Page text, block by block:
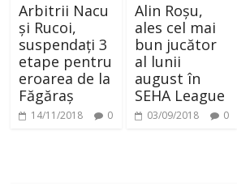
Arbitrii Nacu
și Rucoi,
suspendați 3
etape pentru
eroarea de la
Făgăraș
14/11/2018 0
Alin Roșu,
ales cel mai
bun jucător
al lunii
august în
SEHA League
03/09/2018 0